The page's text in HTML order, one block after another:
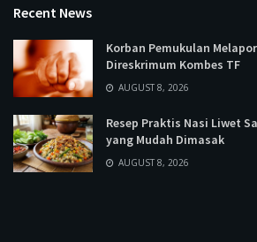
Recent News
Korban Pemukulan
Direskrimum Kombes TF
AUGUST 8, 2026
Resep Praktis Nasi Liwet
yang Mudah Dimasak
AUGUST 8, 2026